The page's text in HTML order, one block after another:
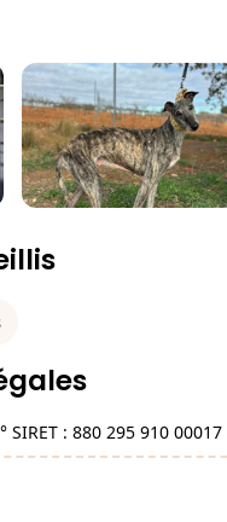
SIRET : 880 295 910 00017